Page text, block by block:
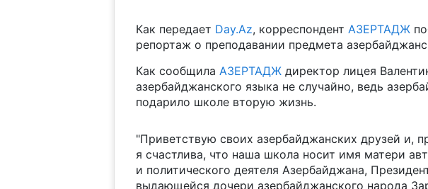
Как передает Day.Az, корреспондент АЗЕРТАДЖ
репортаж о преподавании предмета
Как сообщила АЗЕРТАДЖдиректор лицея
азербайджанского языка не случайно, ведь
подарило школе вторую жизнь.
"Приветствую своих азербайджанских друзей и,
я счастлива, что наша школа носит имя матери
и политического деятеля Азербайджана,
выдающейся дочери азербайджанского народа